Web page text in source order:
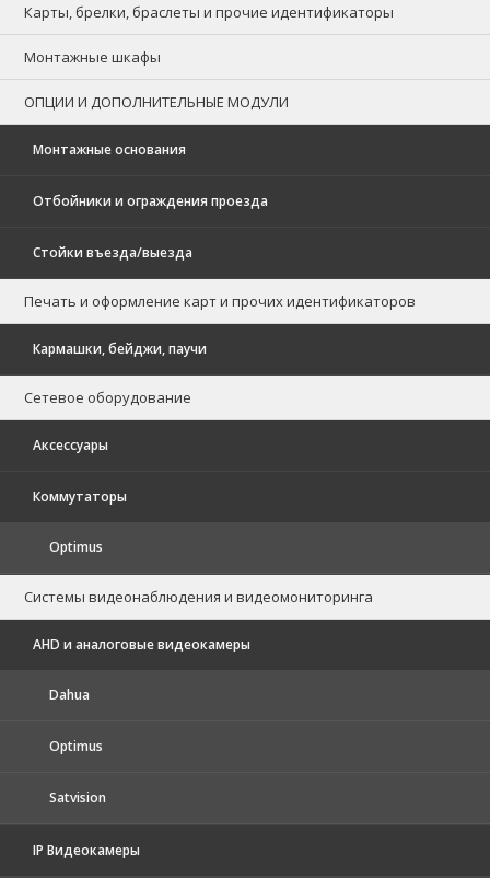
Карты, брелки, браслеты и прочие идентификаторы
Монтажные шкафы
ОПЦИИ И ДОПОЛНИТЕЛЬНЫЕ МОДУЛИ
Монтажные основания
Отбойники и ограждения проезда
Стойки въезда/выезда
Печать и оформление карт и прочих идентификаторов
Кармашки, бейджи, паучи
Сетевое оборудование
Аксессуары
Коммутаторы
Optimus
Системы видеонаблюдения и видеомониторинга
AHD и аналоговые видеокамеры
Dahua
Optimus
Satvision
IP Видеокамеры